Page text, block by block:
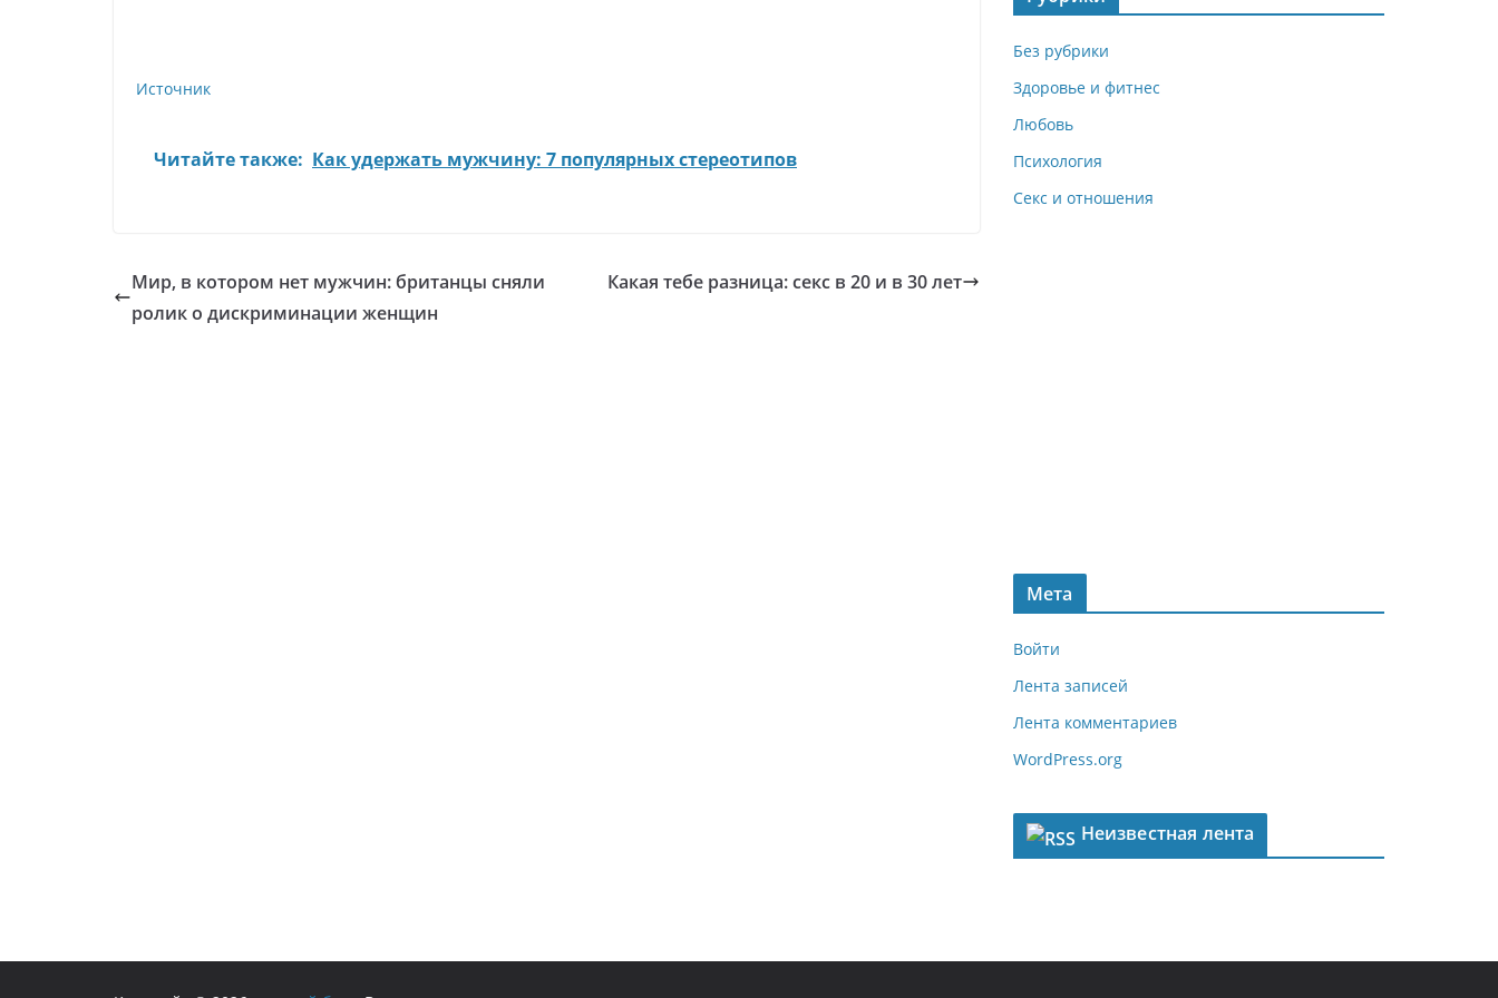
Источник
Читайте также: Как удержать мужчину: 7 популярных стереотипов
Мир, в котором нет мужчин: британцы сняли
ролик о дискриминации женщин
Какая тебе разница: секс в 20 и в 30 лет
Без рубрики
Здоровье и фитнес
Любовь
Психология
Секс и отношения
Мета
Войти
Лента записей
Лента комментариев
WordPress.org
Неизвестная лента